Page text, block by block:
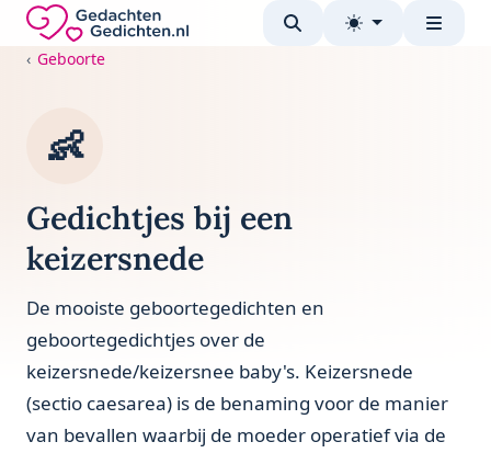
Direct naar de inhoud
Gedachten-Gedichten.nl — naar de homepage
Geboorte
👶
Gedichtjes bij een
keizersnede
De mooiste geboortegedichten en
geboortegedichtjes over de
keizersnede/keizersnee baby's. Keizersnede
(sectio caesarea) is de benaming voor de manier
van bevallen waarbij de moeder operatief via de